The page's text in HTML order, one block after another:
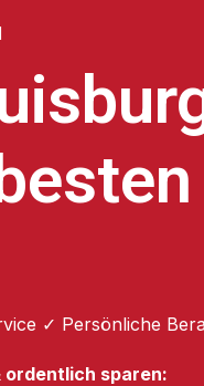
✓ Persönliche
sparen: